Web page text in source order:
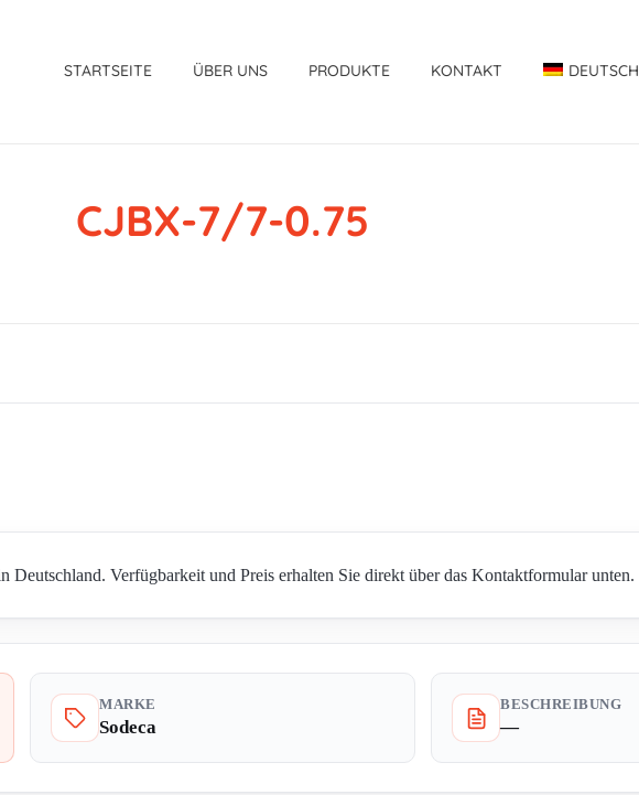
STARTSEITE ÜBER UNS PRODUKTE KONTAKT DEUTSCH
CJBX-7/7-0.75
Verfügbarkeit und Preis erhalten Sie direkt über das Kontaktformular unten.
MARKE
Sodeca
BESCHREIBUNG
—